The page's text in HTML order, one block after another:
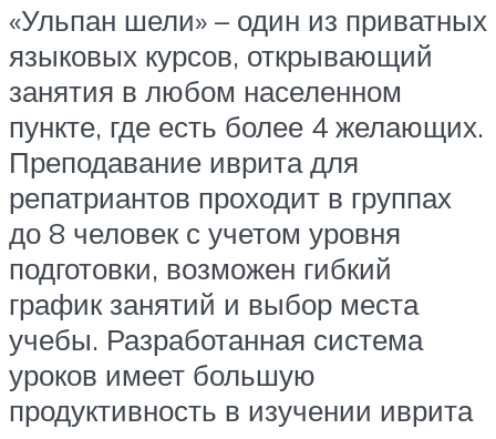
«Ульпан шели» – один из приватных
языковых курсов, открывающий
занятия в любом населенном
пункте, где есть более 4 желающих.
Преподавание иврита для
репатриантов проходит в группах
до 8 человек с учетом уровня
подготовки, возможен гибкий
график занятий и выбор места
учебы. Разработанная система
уроков имеет большую
продуктивность в изучении иврита